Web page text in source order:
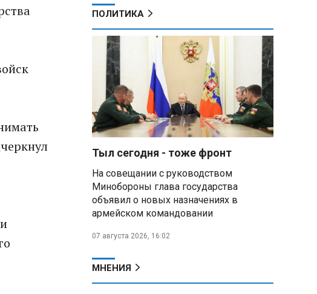
ПОЛИТИКА
Тыл сегодня - тоже фронт
На совещании с руководством
Минобороны глава государства
объявил о новых назначениях в
армейском командовании
07 августа 2026, 16:02
МНЕНИЯ